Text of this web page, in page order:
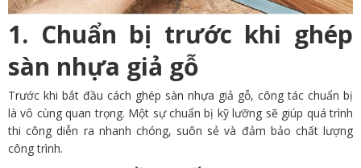
1. Chuẩn bị trước khi ghép
sàn nhựa giả gỗ
Trước khi bắt đầu cách ghép sàn nhựa giả gỗ, công tác chuẩn bị
là vô cùng quan trọng. Một sự chuẩn bị kỹ lưỡng sẽ giúp quá trình
thi công diễn ra nhanh chóng, suôn sẻ và đảm bảo chất lượng
công trình.